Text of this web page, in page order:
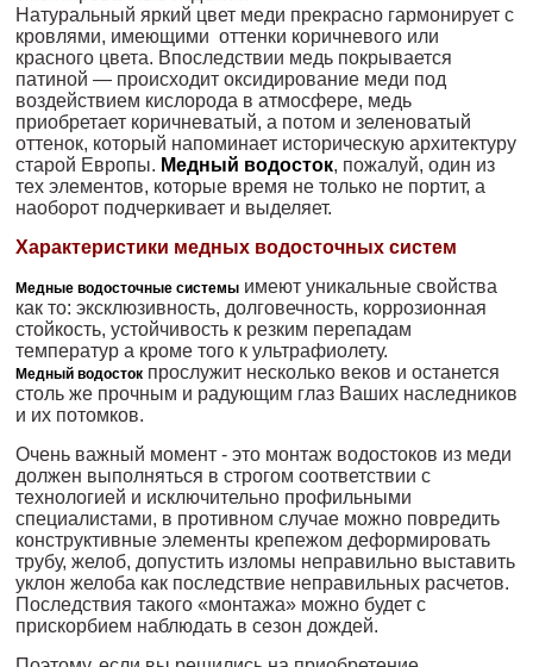
Натуральный яркий цвет меди прекрасно гармонирует с
кровлями, имеющими оттенки коричневого или
красного цвета. Впоследствии медь покрывается
патиной — происходит оксидирование меди под
воздействием кислорода в атмосфере, медь
приобретает коричневатый, а потом и зеленоватый
оттенок, который напоминает историческую архитектуру
старой Европы. Медный водосток, пожалуй, один из
тех элементов, которые время не только не портит, а
наоборот подчеркивает и выделяет.
Характеристики медных водосточных систем
Медные водосточные системы имеют уникальные свойства
как то: эксклюзивность, долговечность, коррозионная
стойкость, устойчивость к резким перепадам
температур а кроме того к ультрафиолету.
Медный водосток прослужит несколько веков и останется
столь же прочным и радующим глаз Ваших наследников
и их потомков.
Очень важный момент - это монтаж водостоков из меди
должен выполняться в строгом соответствии с
технологией и исключительно профильными
специалистами, в противном случае можно повредить
конструктивные элементы крепежом деформировать
трубу, желоб, допустить изломы неправильно выставить
уклон желоба как последствие неправильных расчетов.
Последствия такого «монтажа» можно будет с
прискорбием наблюдать в сезон дождей.